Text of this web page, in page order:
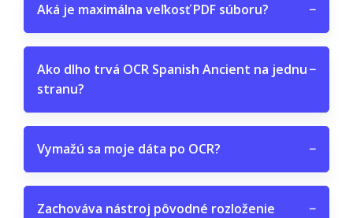
Aká je maximálna veľkosť PDF súboru? −
Ako dlho trvá OCR Spanish Ancient na jednu
stranu?
−
Vymažú sa moje dáta po OCR? −
Zachováva nástroj pôvodné rozloženie
−